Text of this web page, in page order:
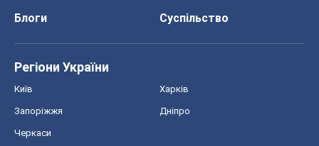
Блоги
Суспільство
Регіони України
Київ Харків
Запоріжжя Дніпро
Черкаси